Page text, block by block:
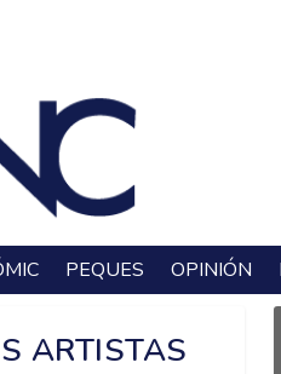
PEQUES OPINIÓN
ARTISTAS